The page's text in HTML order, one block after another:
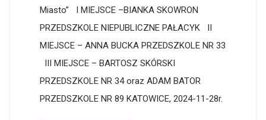
Miasto” I MIEJSCE –BIANKA SKOWRON
PRZEDSZKOLE NIEPUBLICZNE PAŁACYK II
MIEJSCE – ANNA BUCKA PRZEDSZKOLE NR 33
III MIEJSCE – BARTOSZ SKÓRSKI
PRZEDSZKOLE NR 34 oraz ADAM BATOR
PRZEDSZKOLE NR 89 KATOWICE, 2024-11-28r.